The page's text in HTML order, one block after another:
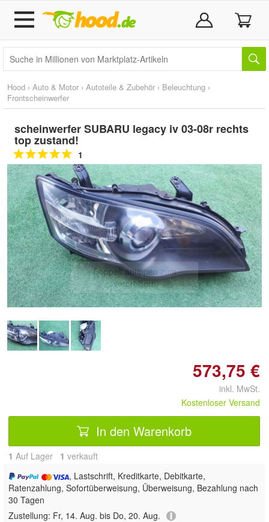
Hood › Auto & Motor › Autoteile & Zubehör › Beleuchtung ›
Frontscheinwerfer
scheinwerfer SUBARU legacy iv 03-08r rechts
top zustand!
1
Doppelt antippen zum
vergrößern
573,75 €
inkl. MwSt.
Kostenloser Versand
In den Warenkorb
1 Auf Lager 1 verkauft
, Lastschrift, Kreditkarte, Debitkarte,
Ratenzahlung, Sofortüberweisung, Überweisung, Bezahlung nach
30 Tagen
Zustellung: Fr, 14. Aug. bis Do, 20. Aug.